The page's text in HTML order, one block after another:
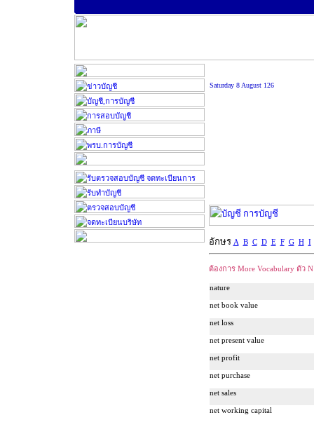
Saturday 8 August 126
อักษร A B C D E F G H I
ต้องการ More Vocabulary ตัว
nature
net book value
net loss
net present value
net profit
net purchase
net sales
net working capital